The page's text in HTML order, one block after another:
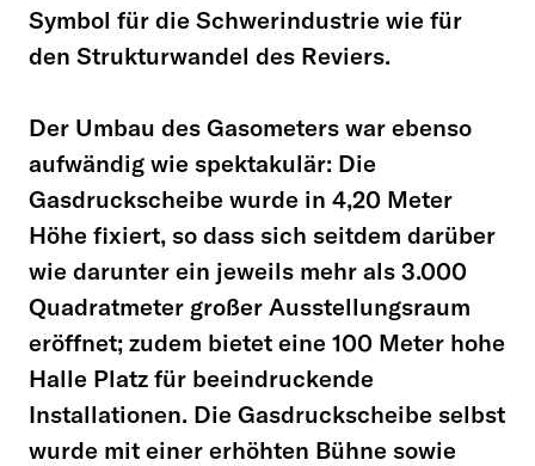
Symbol für die Schwerindustrie wie für
den Strukturwandel des Reviers.
Der Umbau des Gasometers war ebenso
aufwändig wie spektakulär: Die
Gasdruckscheibe wurde in 4,20 Meter
Höhe fixiert, so dass sich seitdem darüber
wie darunter ein jeweils mehr als 3.000
Quadratmeter großer Ausstellungsraum
eröffnet; zudem bietet eine 100 Meter hohe
Halle Platz für beeindruckende
Installationen. Die Gasdruckscheibe selbst
wurde mit einer erhöhten Bühne sowie